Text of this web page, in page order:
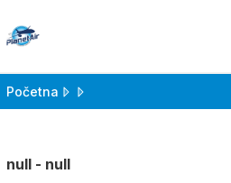
Početna
null - null